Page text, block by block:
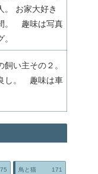
。 お家大好き
。 趣味は写真
飼い主その２。
し。 趣味は車
鳥と猫 171